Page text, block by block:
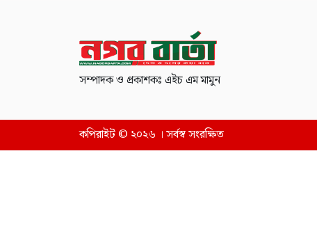
সম্পাদক ও প্রকাশকঃ এইচ এম মামুন
কপিরাইট © ২০২৬ । সর্বস্ব সংরক্ষিত